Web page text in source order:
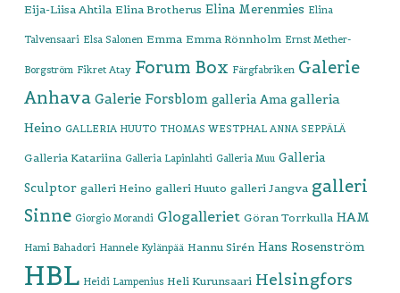
Eija-Liisa Ahtila Elina Brotherus Elina Merenmies Elina
Talvensaari Elsa Salonen Emma Emma Rönnholm Ernst Mether-
Borgström Fikret Atay Forum Box Färgfabriken Galerie
Anhava Galerie Forsblom galleria Ama galleria
Heino GALLERIA HUUTO THOMAS WESTPHAL ANNA SEPPÄLÄ
Galleria Katariina Galleria Lapinlahti Galleria Muu Galleria
Sculptor galleri Heino galleri Huuto galleri Jangva galleri
Sinne Giorgio Morandi Glogalleriet Göran Torrkulla HAM
Hami Bahadori Hannele Kylänpää Hannu Sirén Hans Rosenström
HBL Heidi Lampenius Heli Kurunsaari Helsingfors